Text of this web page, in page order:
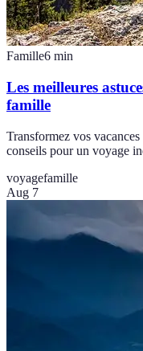
Famille6 min
Les meilleures
famille
Transformez vos
conseils pour un voyage
voyagefamille
Aug 7